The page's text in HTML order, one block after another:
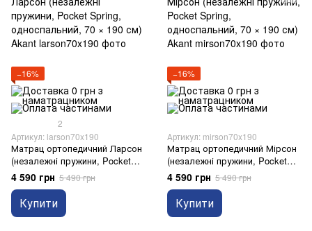
−16%
2
Артикул: larson70x190
Матрац ортопедичний Ларсон
(незалежні пружини, Pocket
Spring, односпальний, 70 × 190
см) Akant
4 590 грн 5 490 грн
Купити
−16%
Артикул: mirson70x190
Матрац ортопедичний Мірсон
(незалежні пружини, Pocket
Spring, односпальний, 70 × 190
см) Akant
4 590 грн 5 490 грн
Купити